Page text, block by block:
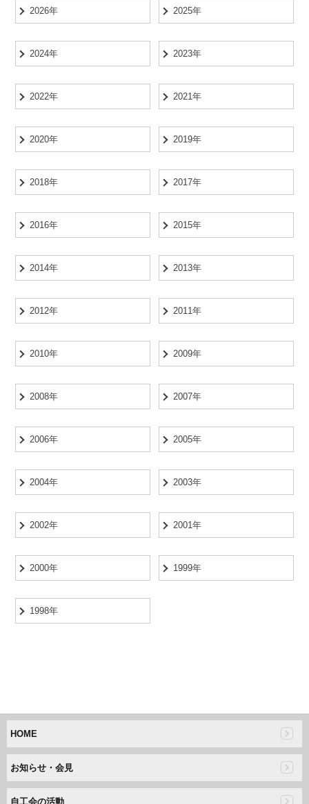
2026年 2025年
2024年 2023年
2022年 2021年
2020年 2019年
2018年 2017年
2016年 2015年
2014年 2013年
2012年 2011年
2010年 2009年
2008年 2007年
2006年 2005年
2004年 2003年
2002年 2001年
2000年 1999年
1998年
HOME
お知らせ・会見
自工会の活動